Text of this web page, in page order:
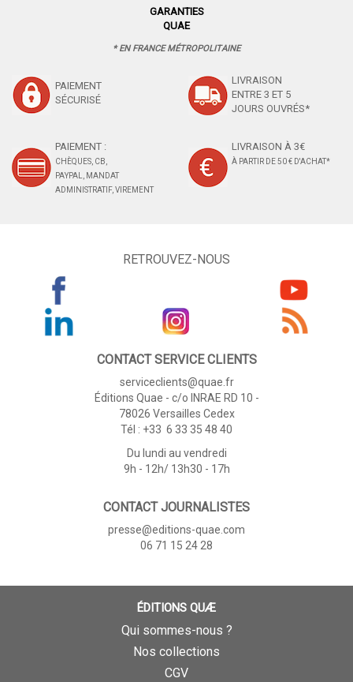
GARANTIES
QUAE
* EN FRANCE MÉTROPOLITAINE
PAIEMENT
SÉCURISÉ
LIVRAISON
ENTRE 3 ET 5
JOURS OUVRÉS*
PAIEMENT :
CHÈQUES, CB,
PAYPAL, MANDAT
ADMINISTRATIF, VIREMENT
LIVRAISON À 3€
À PARTIR DE 50 € D'ACHAT*
RETROUVEZ-NOUS
CONTACT SERVICE CLIENTS
serviceclients@quae.fr
Éditions Quae - c/o INRAE RD 10 -
78026 Versailles Cedex
Tél : +33 6 33 35 48 40
Du lundi au vendredi
9h - 12h/ 13h30 - 17h
CONTACT JOURNALISTES
presse@editions-quae.com
06 71 15 24 28
ÉDITIONS QUÆ
Qui sommes-nous ?
Nos collections
CGV